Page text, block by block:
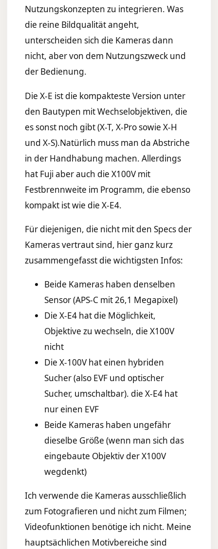
Nutzungskonzepten zu integrieren. Was
die reine Bildqualität angeht,
unterscheiden sich die Kameras dann
nicht, aber von dem Nutzungszweck und
der Bedienung.
Die X-E ist die kompakteste Version unter
den Bautypen mit Wechselobjektiven, die
es sonst noch gibt (X-T, X-Pro sowie X-H
und X-S).Natürlich muss man da Abstriche
in der Handhabung machen. Allerdings
hat Fuji aber auch die X100V mit
Festbrennweite im Programm, die ebenso
kompakt ist wie die X-E4.
Für diejenigen, die nicht mit den Specs der
Kameras vertraut sind, hier ganz kurz
zusammengefasst die wichtigsten Infos:
Beide Kameras haben denselben
Sensor (APS-C mit 26,1 Megapixel)
Die X-E4 hat die Möglichkeit,
Objektive zu wechseln, die X100V
nicht
Die X-100V hat einen hybriden
Sucher (also EVF und optischer
Sucher, umschaltbar). die X-E4 hat
nur einen EVF
Beide Kameras haben ungefähr
dieselbe Größe (wenn man sich das
eingebaute Objektiv der X100V
wegdenkt)
Ich verwende die Kameras ausschließlich
zum Fotografieren und nicht zum Filmen;
Videofunktionen benötige ich nicht. Meine
hauptsächlichen Motivbereiche sind